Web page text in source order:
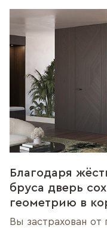
Благодаря
бруса дверь
геометрию в
Вы застрахован